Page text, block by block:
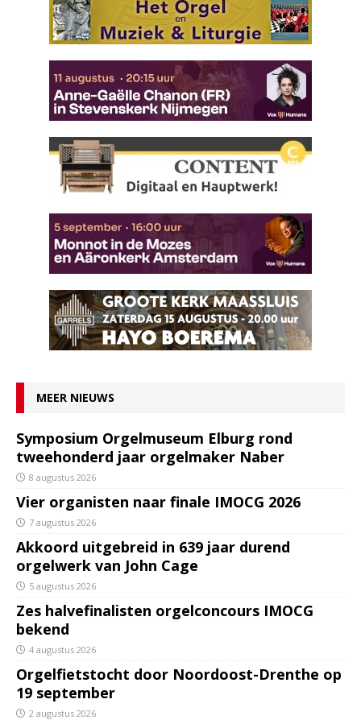
MEER NIEUWS
Symposium Orgelmuseum Elburg rond
tweehonderd jaar orgelmaker Naber
8 augustus 2026
Vier organisten naar finale IMOCG 2026
7 augustus 2026
Akkoord uitgebreid in 639 jaar durend
orgelwerk van John Cage
5 augustus 2026
Zes halvefinalisten orgelconcours IMOCG
bekend
4 augustus 2026
Orgelfietstocht door Noordoost-Drenthe op
19 september
2 augustus 2026